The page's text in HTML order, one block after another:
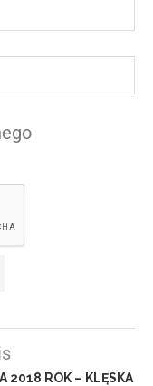
2018 ROK – KLĘSKA